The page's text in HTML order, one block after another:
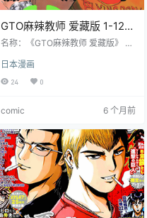
GTO麻辣教师 爱藏版 1-12卷
藤泽亨 漫画百度网盘下载
名称：《GTO麻辣教师 爱藏版》 作
GB 语言：中文（东立） 状态：已完
结 分辨率：单页1236X1066像素左
祥学苑担任 3 年 4 班班主任。这个
段驱赶老师，学校教职员也排挤
他。鬼冢以独特方式，用真诚与热
血直面学生们的家庭矛盾、心理问
题等，以看似叛逆却充满关怀的…
日本漫画
24 0
comic 6 个月前